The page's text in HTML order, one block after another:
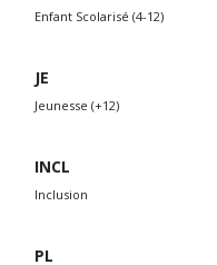
Enfant Scolarisé (4-12)
JE
Jeunesse (+12)
INCL
Inclusion
PL